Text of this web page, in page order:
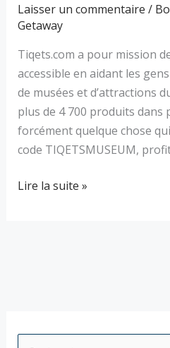
Laisser un commentaire /
Getaway
Tiqets.com a pour mission
accessible en aidant les
de musées et d’attractions
plus de 4 700 produits dans
forcément quelque chose
code TIQETSMUSEUM,
Lire la suite »